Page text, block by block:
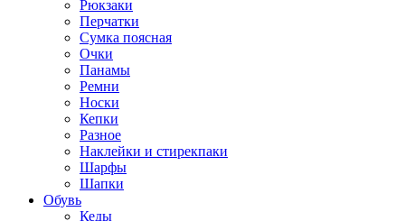
Рюкзаки
Перчатки
Сумка поясная
Очки
Панамы
Ремни
Носки
Кепки
Разное
Наклейки и стирекпаки
Шарфы
Шапки
Обувь
Кеды